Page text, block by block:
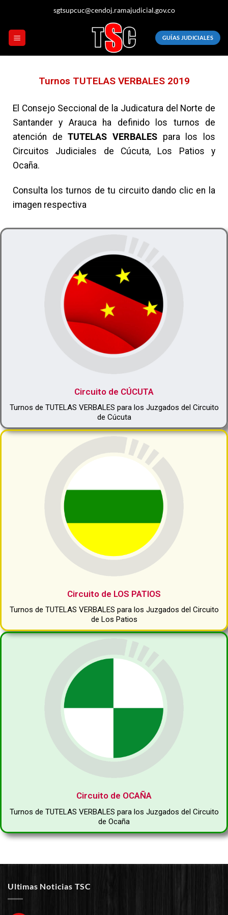
sgtsupcuc@cendoj.ramajudicial.gov.co
GUÍAS JUDICIALES
Turnos TUTELAS VERBALES 2019
El Consejo Seccional de la Judicatura del Norte de
Santander y Arauca ha definido los turnos de
atención deTUTELAS VERBALES para los los
Circuitos Judiciales de Cúcuta, Los Patios y
Ocaña.
Consulta los turnos de tu circuito dando clic en la
imagen respectiva
Circuito de CÚCUTA
Turnos de TUTELAS VERBALES para los Juzgados del Circuito
de Cúcuta
Circuito de LOS PATIOS
Turnos de TUTELAS VERBALES para los Juzgados del Circuito
de Los Patios
Circuito de OCAÑA
Turnos de TUTELAS VERBALES para los Juzgados del Circuito
de Ocaña
Ultimas Noticias TSC